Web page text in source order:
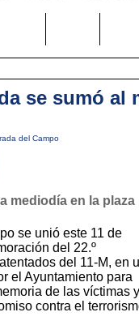
se sumó al
del Campo
mediodía en la plaza
se unió este 11 de
del 22.º
del 11‑M, en
el Ayuntamiento para
de las víctimas y
contra el